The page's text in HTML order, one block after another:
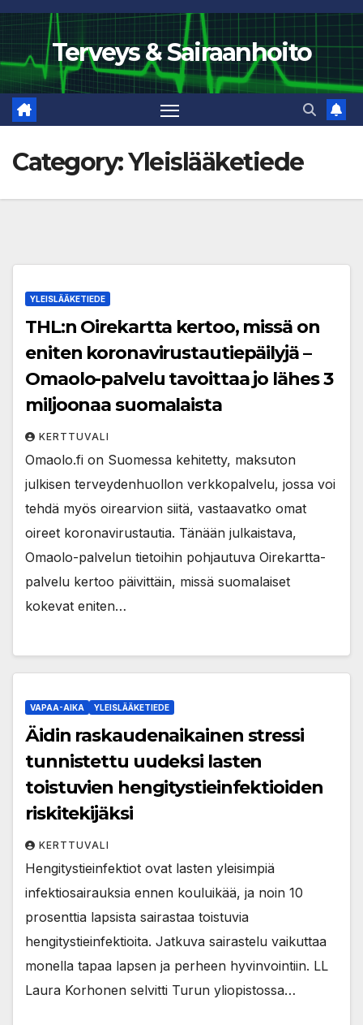
Skip
content Terveys & Sairaanhoito
Category:Yleislääketiede
YLEISLÄÄKETIEDE
THL:n Oirekartta kertoo, missä on
eniten koronavirustautiepäilyjä –
Omaolo-palvelu tavoittaa jo lähes 3
miljoonaa suomalaista
KERTTUVALI
Omaolo.fi on Suomessa kehitetty, maksuton
julkisen terveydenhuollon verkkopalvelu, jossa voi
tehdä myös oirearvion siitä, vastaavatko omat
oireet koronavirustautia. Tänään julkaistava,
Omaolo-palvelun tietoihin pohjautuva Oirekartta-
palvelu kertoo päivittäin, missä suomalaiset
kokevat eniten…
VAPAA-AIKA YLEISLÄÄKETIEDE
Äidin raskaudenaikainen stressi
tunnistettu uudeksi lasten
toistuvien hengitystieinfektioiden
riskitekijäksi
KERTTUVALI
Hengitystieinfektiot ovat lasten yleisimpiä
infektiosairauksia ennen kouluikää, ja noin 10
prosenttia lapsista sairastaa toistuvia
hengitystieinfektioita. Jatkuva sairastelu vaikuttaa
monella tapaa lapsen ja perheen hyvinvointiin. LL
Laura Korhonen selvitti Turun yliopistossa…